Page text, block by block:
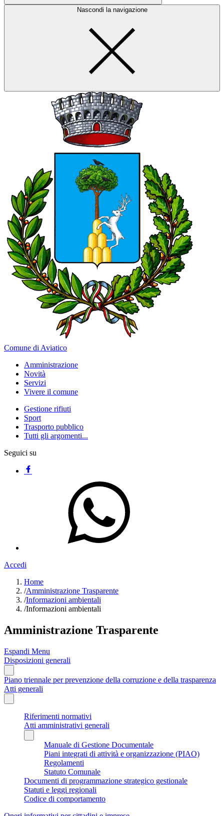
Nascondi la navigazione
Comune di Aviatico
Amministrazione
Novità
Servizi
Vivere il comune
Gestione rifiuti
Sport
Trasporto pubblico
Tutti gli argomenti...
Seguici su
Accedi
Home
/Amministrazione Trasparente
/Informazioni ambientali
/Informazioni ambientali
Amministrazione Trasparente
Espandi Menu
Disposizioni generali
Piano triennale per prevenzione della corruzione e della trasparenza
Atti generali
Riferimenti normativi
Atti amministrativi generali
Manuale di Gestione Documentale
Piani integrati di attività e organizzazione (PIAO)
Regolamenti
Statuto Comunale
Documenti di programmazione strategico gestionale
Statuti e leggi regionali
Codice di comportamento